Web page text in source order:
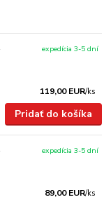
119,00 EUR/ks
expedícia 3-5 dní
Pridať do košíka
89,00 EUR/ks
expedícia 3-5 dní